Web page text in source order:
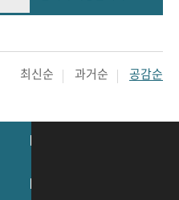
최신순 과거순 공감순